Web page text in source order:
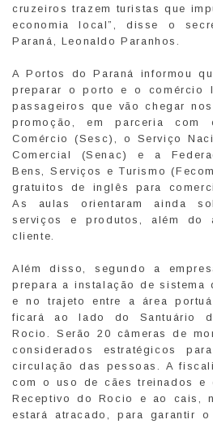
cruzeiros trazem turistas que
economia local”, disse o
Paraná, Leonaldo Paranhos.
A Portos do Paraná informou
preparar o porto e o comércio
passageiros que vão chegar
promoção, em parceria
Comércio (Sesc), o Serviço
Comercial (Senac) e a
Bens, Serviços e Turismo
gratuitos de inglês para
As aulas orientaram ainda
serviços e produtos, além do
cliente.
Além disso, segundo a
prepara a instalação de sistema
e no trajeto entre a área
ficará ao lado do Santuário
Rocio. Serão 20 câmeras de
considerados estratégicos
circulação das pessoas. A
com o uso de cães treinados e
Receptivo do Rocio e ao cais,
estará atracado, para garantir